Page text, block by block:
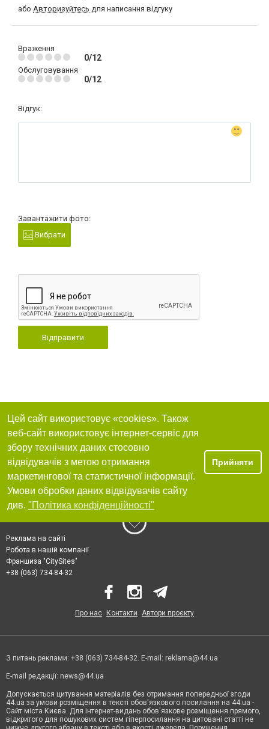
або Авторизуйтесь для написання відгуку
Враження
0/12
Обслуговування
0/12
Відгук:
Завантажити фото:
Вибрати
Відправити
Цей сайт використовує «cookies». Також
веб-сайт використовує інтернет-сервіс для
збору технічних даних стосовно
відвідувачів з метою отримання
маркетингової та статистичної інформації.
Умови обробки даних відвідувачів сайту
див. "Політика конфіденційності"
Прийняти
Реклама на сайті
Робота в нашій компанії
Франшиза "CitySites"
+38 (063) 734-84-32
Про нас Контакти Автори проєкту
З питань реклами: +38 (063) 734-84-32. E-mail: reklama@44.ua
E-mail редакції: news@44.ua
Допускається цитування матеріалів без отримання попередньої згоди
44.ua за умови розміщення в тексті обов'язкового посилання на 44.ua -
Сайт міста Києва. Для інтернет-видань обов'язкове розміщення прямого,
відкритого для пошукових систем гіперпосилання на цитовані статті не